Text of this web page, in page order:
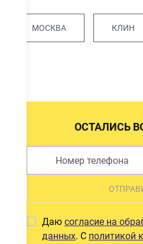
МОСКВА КЛИН
ОСТАЛИСЬ
Даю согласие на
данных. С политикой